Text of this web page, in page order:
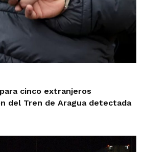
cinco extranjeros
del Tren de Aragua detectada